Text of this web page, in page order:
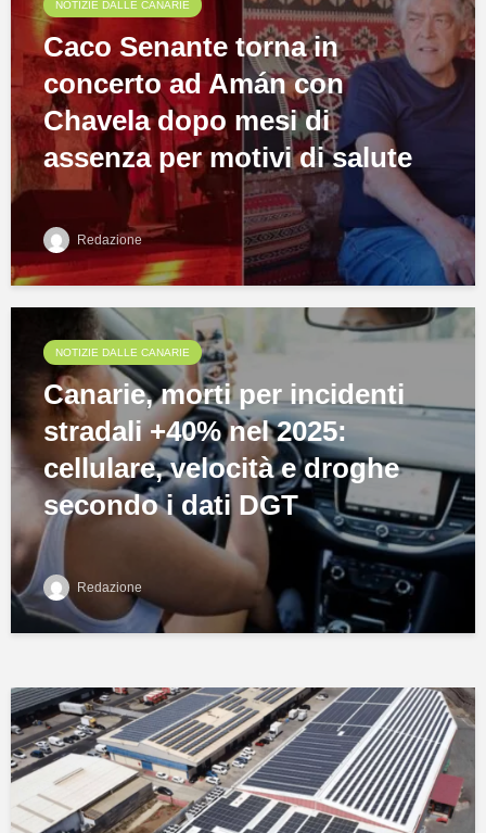
NOTIZIE DALLE CANARIE
Caco Senante torna in
concerto ad Amán con
Chavela dopo mesi di
assenza per motivi di salute
Redazione
NOTIZIE DALLE CANARIE
Canarie, morti per incidenti
stradali +40% nel 2025:
cellulare, velocità e droghe
secondo i dati DGT
Redazione